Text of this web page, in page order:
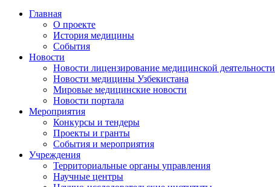
Главная
О проекте
История медицины
События
Новости
Новости лицензирование медицинской деятельности
Новости медицины Узбекистана
Мировые медицинские новости
Новости портала
Мероприятия
Конкурсы и тендеры
Проекты и гранты
События и мероприятия
Учреждения
Территориальные органы управления
Научные центры